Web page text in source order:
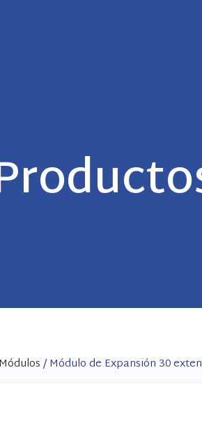
/ Módulo de Expansión 30